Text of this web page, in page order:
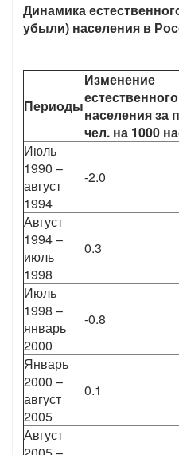
Динамика
убыли) населения в
Периоды
Изменение
населения за
чел. на 1000
Июль
1990 –
август
1994
-2.0
Август
1994 –
июль
1998
0.3
Июль
1998 –
январь
2000
-0.8
Январь
2000 –
август
2005
0.1
Август